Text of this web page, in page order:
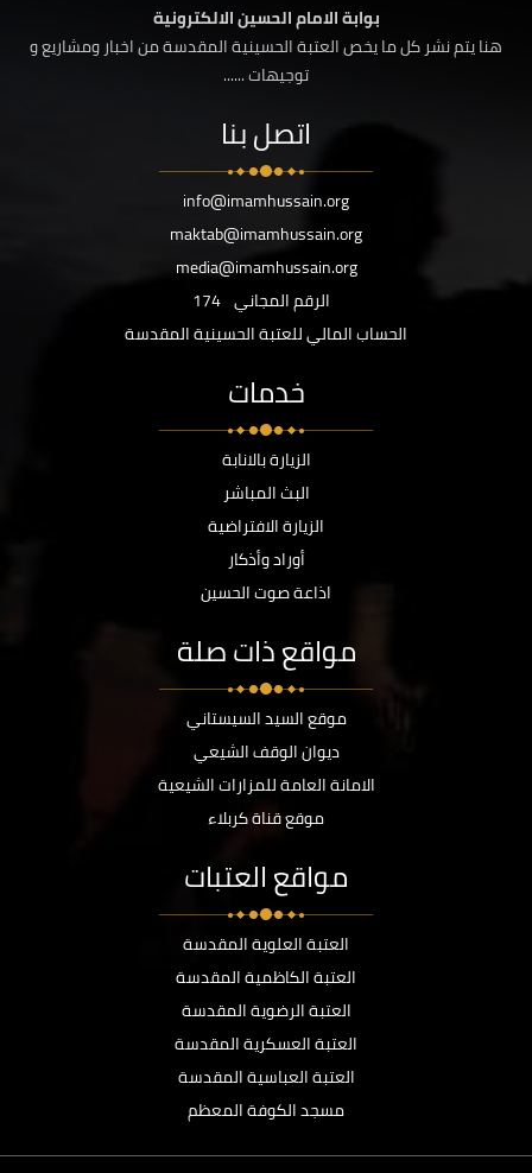
بوابة الامام الحسين الالكترونية
هنا يتم نشر كل ما يخص العتبة الحسينية المقدسة من اخبار ومشاريع و
توجيهات ......
اتصل بنا
info@imamhussain.org
maktab@imamhussain.org
media@imamhussain.org
الرقم المجاني 174
الحساب المالي للعتبة الحسينية المقدسة
خدمات
الزيارة بالانابة
البث المباشر
الزيارة الافتراضية
أوراد وأذكار
اذاعة صوت الحسين
مواقع ذات صلة
موقع السيد السيستاني
ديوان الوقف الشيعي
الامانة العامة للمزارات الشيعية
موقع قناة كربلاء
مواقع العتبات
العتبة العلوية المقدسة
العتبة الكاظمية المقدسة
العتبة الرضوية المقدسة
العتبة العسكرية المقدسة
العتبة العباسية المقدسة
مسجد الكوفة المعظم